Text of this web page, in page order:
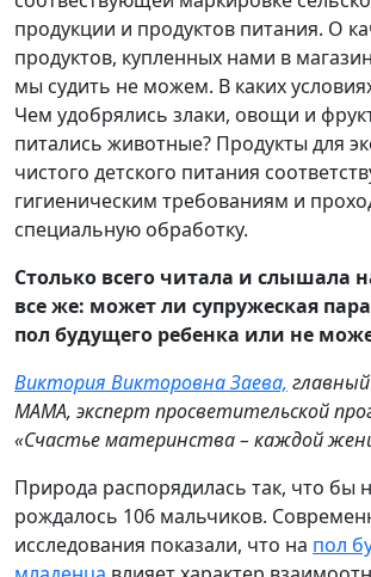
продукции и продуктов питания. О
продуктов, купленных нами в
мы судить не можем. В каких
Чем удобрялись злаки, овощи и
питались животные? Продукты для
чистого детского питания
гигиеническим требованиям и
специальную обработку.
Столько всего читала и слышала
все же: может ли супружеская
пол будущего ребенка или не
Виктория Викторовна Заева,
МАМА, эксперт просветительской
«Счастье материнства – каждой
Природа распорядилась так, что бы
рождалось 106 мальчиков.
исследования показали, что на пол